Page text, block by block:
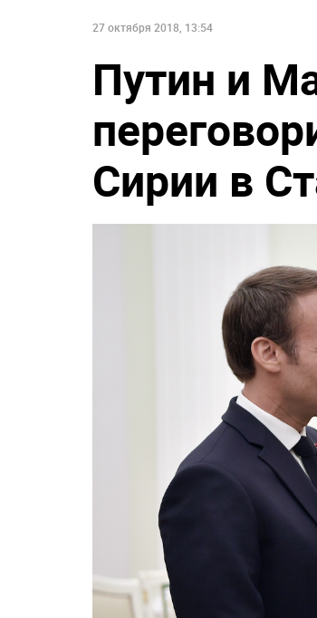
27 октября 2018, 13:54
Путин и
Сирии в